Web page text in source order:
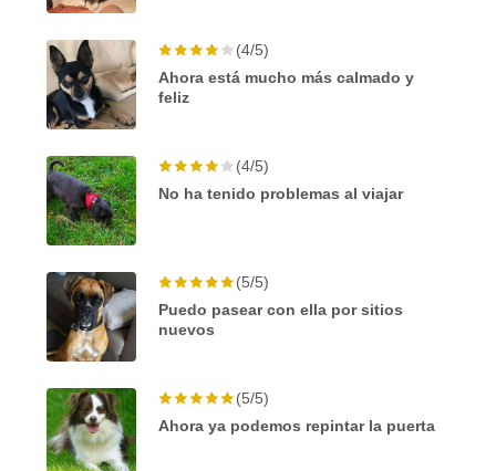
(4/5)
Ahora está mucho más calmado y
feliz
(4/5)
No ha tenido problemas al viajar
(5/5)
Puedo pasear con ella por sitios
nuevos
(5/5)
Ahora ya podemos repintar la puerta